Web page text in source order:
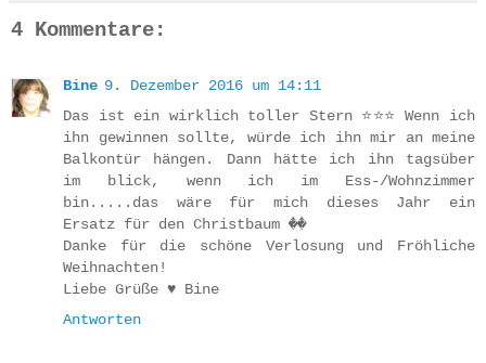
4 Kommentare:
Bine 9. Dezember 2016 um 14:11
Das ist ein wirklich toller Stern ⭐⭐⭐ Wenn ich
ihn gewinnen sollte, würde ich ihn mir an meine
Balkontür hängen. Dann hätte ich ihn tagsüber
im blick, wenn ich im Ess-/Wohnzimmer
bin.....das wäre für mich dieses Jahr ein
Ersatz für den Christbaum ��
Danke für die schöne Verlosung und Fröhliche
Weihnachten!
Liebe Grüße ♥ Bine
Antworten